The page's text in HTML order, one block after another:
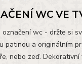
WC VE
označení wc - držte si
patinou a originálním
nebo zeď.